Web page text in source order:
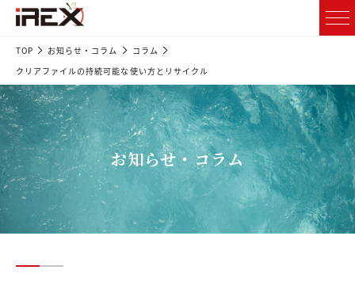
TOP お知らせ・コラム
コラム
クリアファイルの持続可能な使い方とリサイクル
お知らせ・コラム